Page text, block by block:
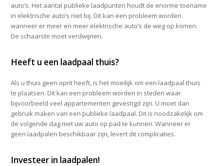
auto’s. Het aantal publieke laadpunten houdt de enorme toename
in elektrische auto’s niet bij. Dit kan een probleem worden
wanneer er meer en meer elektrische auto’s de weg op komen.
De schaarste moet verdwijnen.
Heeft u een laadpaal thuis?
Als u thuis geen oprit heeft, is het moeilijk om een laadpaal thuis
te plaatsen. Dit kan een probleem worden in steden waar
bijvoorbeeld veel appartementen gevestigd zijn. U moet dan
gebruik maken van een publieke laadpaal. Dit is noodzakelijk om
de volgende dag met uw auto op pad te kunnen. Wanneer er
geen laadpalen beschikbaar zijn, levert dit complicaties.
Investeer in laadpalen!